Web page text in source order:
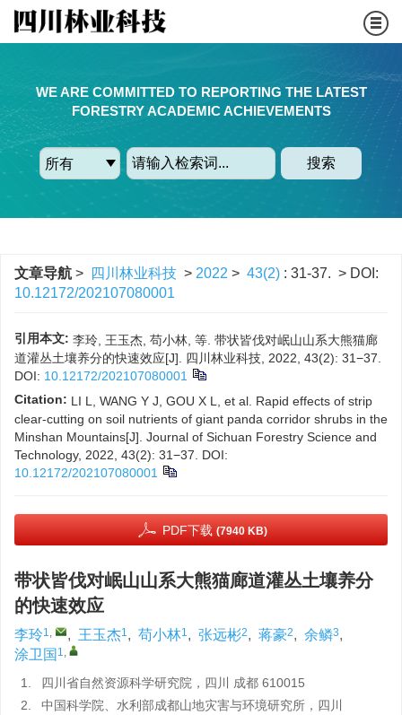
WE ARE COMMITTED TO REPORTING THE LATEST
FORESTRY ACADEMIC ACHIEVEMENTS
搜索
文章导航 > 四川林业科技 > 2022 > 43(2) : 31-37. > DOI:
10.12172/202107080001
引用本文: 李玲, 王玉杰, 苟小林, 等. 带状皆伐对岷山山系大熊猫廊
道灌丛土壤养分的快速效应[J]. 四川林业科技, 2022, 43(2): 31−37.
DOI: 10.12172/202107080001
Citation: LI L, WANG Y J, GOU X L, et al. Rapid effects of strip
clear-cutting on soil nutrients of giant panda corridor shrubs in the
Minshan Mountains[J]. Journal of Sichuan Forestry Science and
Technology, 2022, 43(2): 31−37.
DOI:
10.12172/202107080001
PDF下载 (7940 KB)
带状皆伐对岷山山系大熊猫廊道灌丛土壤养分
的快速效应
李玲1, , 王玉杰1, 苟小林1, 张远彬2, 蒋豪2, 余鳞3,
涂卫国 1,
1.
四川省自然资源科学研究院，四川 成都 610015
2.
中国科学院、水利部成都山地灾害与环境研究所，四川